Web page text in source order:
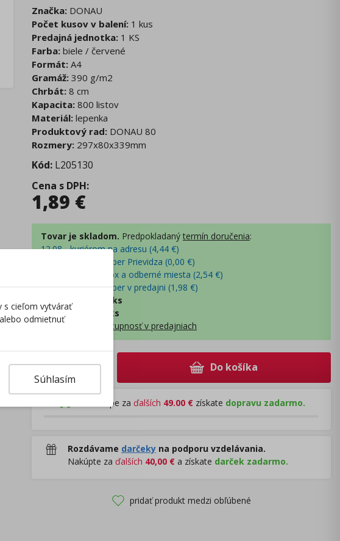
Značka: DONAU
Počet kusov v balení: 1 kus
Predajná jednotka: 1 KS
Farba: biele / červené
Formát: A4
Gramáž: 390 g/m2
Chrbát: 8 cm
Kapacita: 800 listov
Materiál: lepenka
Produktový rad: DONAU 80
Rozmery: 297x80x339mm
Kód: L205130
Cena s DPH:
1,89 €
Tovar je skladom. Predpokladaný termín doručenia:
12.08 - kuriérom na adresu (4,44 €)
11.08 - osobný odber Prievidza (0,00 €)
12.08 - Packeta box a odberné miesta (2,54 €)
12.08 - osobný odber v predajni (1,98 €)
Centrálny sklad
0 ks
Externý sklad
67 ks
Zobraziť dostupnosť v predajniach
– + Do košíka
Pri nákupe za ďalších 49.00 € získate dopravu zadarmo.
Rozdávame darčeky na podporu vzdelávania.
Nakúpte za ďalších 40,00 € a získate darček zadarmo.
pridať produkt medzi obľúbené
s cieľom vytvárať
odmietnuť
Súhlasím